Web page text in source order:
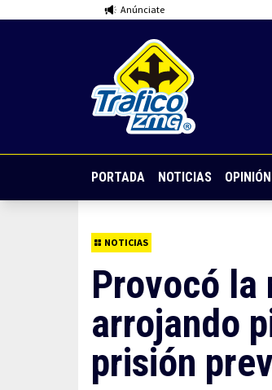
Anúnciate
PORTADA NOTICIAS OPINIÓN
NOTICIAS
Provocó
arrojando
prisión